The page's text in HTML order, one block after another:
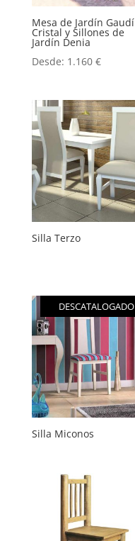
Mesa de Jardín Gaudí
Cristal y Sillones de
Jardín Denia
Desde: 1.160 €
Silla Terzo
DESCATALOGADO
Silla Miconos